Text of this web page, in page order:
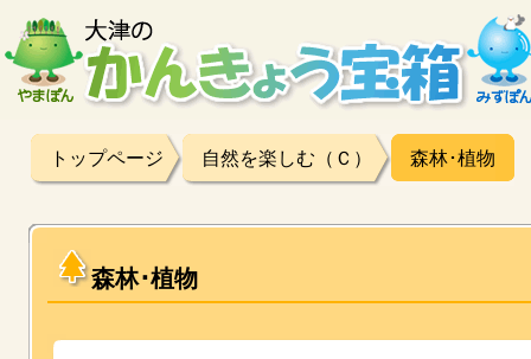
トップページ 自然を楽しむ（Ｃ） 森林･植物
森林･植物